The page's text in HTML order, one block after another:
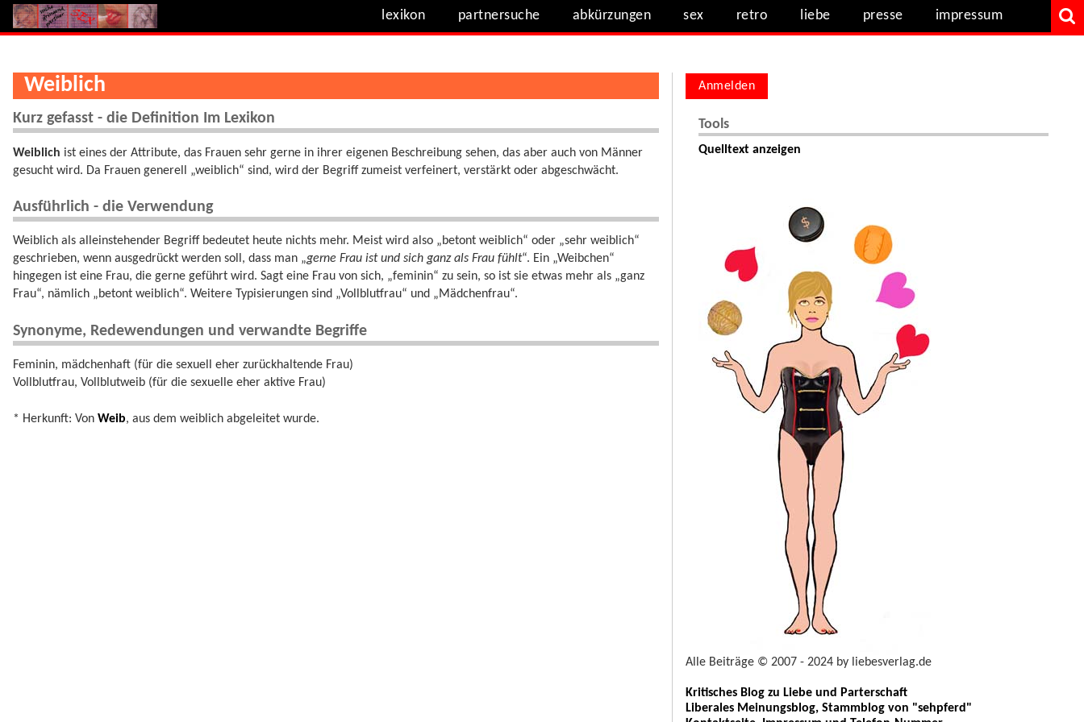
lexikon partnersuche abkürzungen sex retro liebe presse impressum
Weiblich
Kurz gefasst - die Definition Im Lexikon
Weiblich ist eines der Attribute, das Frauen sehr gerne in ihrer eigenen Beschreibung sehen, das aber auch von Männer
gesucht wird. Da Frauen generell „weiblich“ sind, wird der Begriff zumeist verfeinert, verstärkt oder abgeschwächt.
Ausführlich - die Verwendung
Weiblich als alleinstehender Begriff bedeutet heute nichts mehr. Meist wird also „betont weiblich“ oder „sehr weiblich“
geschrieben, wenn ausgedrückt werden soll, dass man „gerne Frau ist und sich ganz als Frau fühlt“. Ein „Weibchen“
hingegen ist eine Frau, die gerne geführt wird. Sagt eine Frau von sich, „feminin“ zu sein, so ist sie etwas mehr als „ganz
Frau“, nämlich „betont weiblich“. Weitere Typisierungen sind „Vollblutfrau“ und „Mädchenfrau“.
Synonyme, Redewendungen und verwandte Begriffe
Feminin, mädchenhaft (für die sexuell eher zurückhaltende Frau)
Vollblutfrau, Vollblutweib (für die sexuelle eher aktive Frau)
* Herkunft: Von Weib, aus dem weiblich abgeleitet wurde.
Anmelden
Tools
Quelltext anzeigen
Alle Beiträge © 2007 - 2024 by liebesverlag.de
Kritisches Blog zu Liebe und Parterschaft
Liberales Meinungsblog, Stammblog von "sehpferd"